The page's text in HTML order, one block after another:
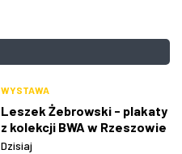
WYSTAWA
Leszek Żebrowski - plakaty
z kolekcji BWA w Rzeszowie
Dzisiaj